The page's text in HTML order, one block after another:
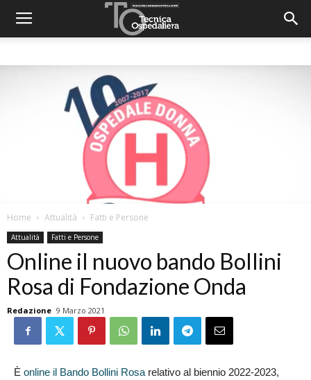
Home Attualità Fatti e Persone
Attualità Fatti e Persone
Online il nuovo bando Bollini
Rosa di Fondazione Onda
Redazione 9 Marzo 2021
È online il Bando Bollini Rosa relativo al biennio 2022-2023,